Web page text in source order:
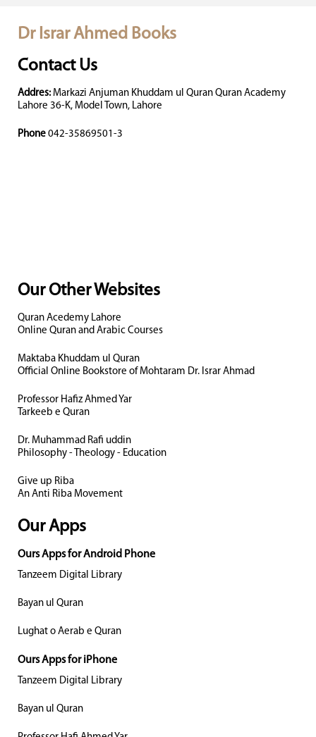
Dr Israr Ahmed Books
Contact Us
Addres: Markazi Anjuman Khuddam ul Quran Quran Academy
Lahore 36-K, Model Town, Lahore
Phone 042-35869501-3
Our Other Websites
Quran Acedemy Lahore
Online Quran and Arabic Courses
Maktaba Khuddam ul Quran
Official Online Bookstore of Mohtaram Dr. Israr Ahmad
Professor Hafiz Ahmed Yar
Tarkeeb e Quran
Dr. Muhammad Rafi uddin
Philosophy - Theology - Education
Give up Riba
An Anti Riba Movement
Our Apps
Ours Apps for Android Phone
Tanzeem Digital Library
Bayan ul Quran
Lughat o Aerab e Quran
Ours Apps for iPhone
Tanzeem Digital Library
Bayan ul Quran